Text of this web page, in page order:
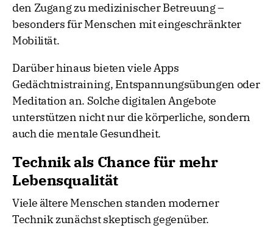
den Zugang zu medizinischer Betreuung –
besonders für Menschen mit eingeschränkter
Mobilität.
Darüber hinaus bieten viele Apps
Gedächtnistraining, Entspannungsübungen oder
Meditation an. Solche digitalen Angebote
unterstützen nicht nur die körperliche, sondern
auch die mentale Gesundheit.
Technik als Chance für mehr
Lebensqualität
Viele ältere Menschen standen moderner
Technik zunächst skeptisch gegenüber.